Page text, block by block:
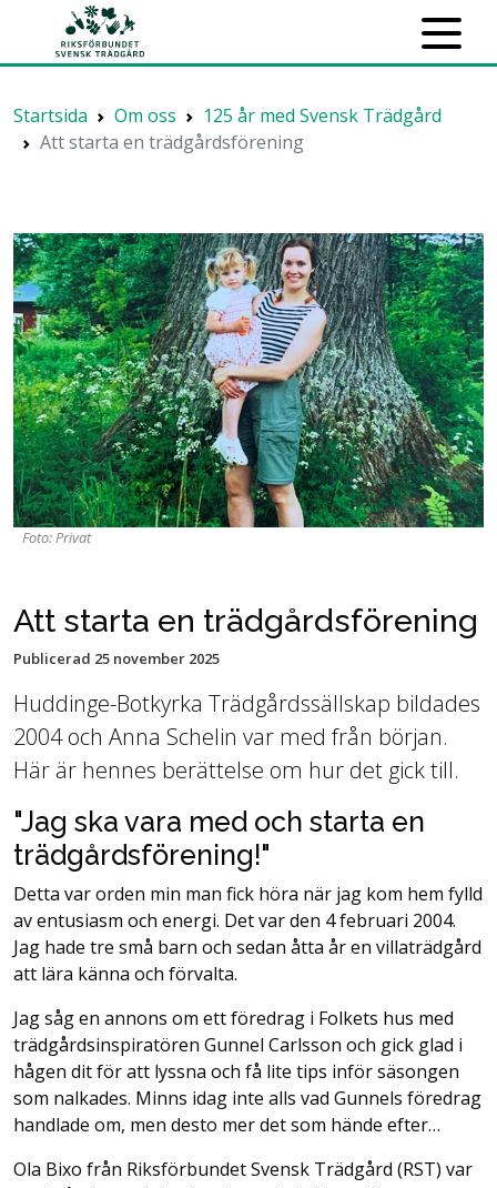
Startsida Om oss
125 år med Svensk Trädgård
Att starta en trädgårdsförening
Foto: Privat
Att starta en trädgårdsförening
Publicerad 25 november 2025
Huddinge-Botkyrka Trädgårdssällskap bildades
2004 och Anna Schelin var med från början.
Här är hennes berättelse om hur det gick till.
"Jag ska vara med och starta en
trädgårdsförening!"
Detta var orden min man fick höra när jag kom hem fylld
av entusiasm och energi. Det var den 4 februari 2004.
Jag hade tre små barn och sedan åtta år en villaträdgård
att lära känna och förvalta.
Jag såg en annons om ett föredrag i Folkets hus med
trädgårdsinspiratören Gunnel Carlsson och gick glad i
hågen dit för att lyssna och få lite tips inför säsongen
som nalkades. Minns idag inte alls vad Gunnels föredrag
handlade om, men desto mer det som hände efter…
Ola Bixo från Riksförbundet Svensk Trädgård (RST) var